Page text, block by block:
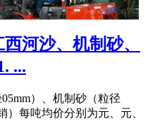
河沙、机制砂、
...
）、机制砂（粒径
）每吨均价分别为元、元、